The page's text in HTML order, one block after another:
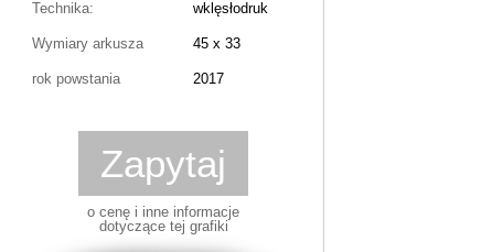
Technika: wklęsłodruk
Wymiary arkusza 45 x 33
rok powstania 2017
Zapytaj
o cenę i inne informacje
dotyczące tej grafiki